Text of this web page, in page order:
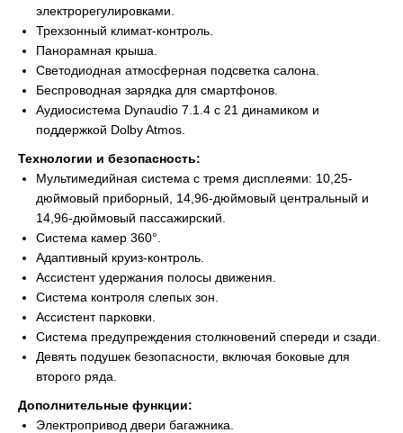
электрорегулировками.
Трехзонный климат-контроль.
Панорамная крыша.
Светодиодная атмосферная подсветка салона.
Беспроводная зарядка для смартфонов.
Аудиосистема Dynaudio 7.1.4 с 21 динамиком и
поддержкой Dolby Atmos.
Технологии и безопасность:
Мультимедийная система с тремя дисплеями: 10,25-
дюймовый приборный, 14,96-дюймовый центральный и
14,96-дюймовый пассажирский.
Система камер 360°.
Адаптивный круиз-контроль.
Ассистент удержания полосы движения.
Система контроля слепых зон.
Ассистент парковки.
Система предупреждения столкновений спереди и сзади.
Девять подушек безопасности, включая боковые для
второго ряда.
Дополнительные функции:
Электропривод двери багажника.